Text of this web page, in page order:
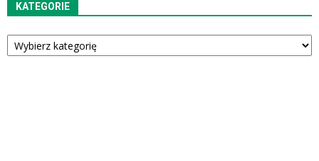
KATEGORIE
Kategorie